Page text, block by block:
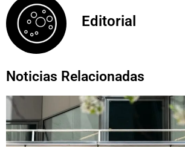
Editorial
Noticias Relacionadas